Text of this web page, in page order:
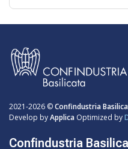
2021-2026 ©Confindustria
Develop byApplica Optimized by
Confindustria